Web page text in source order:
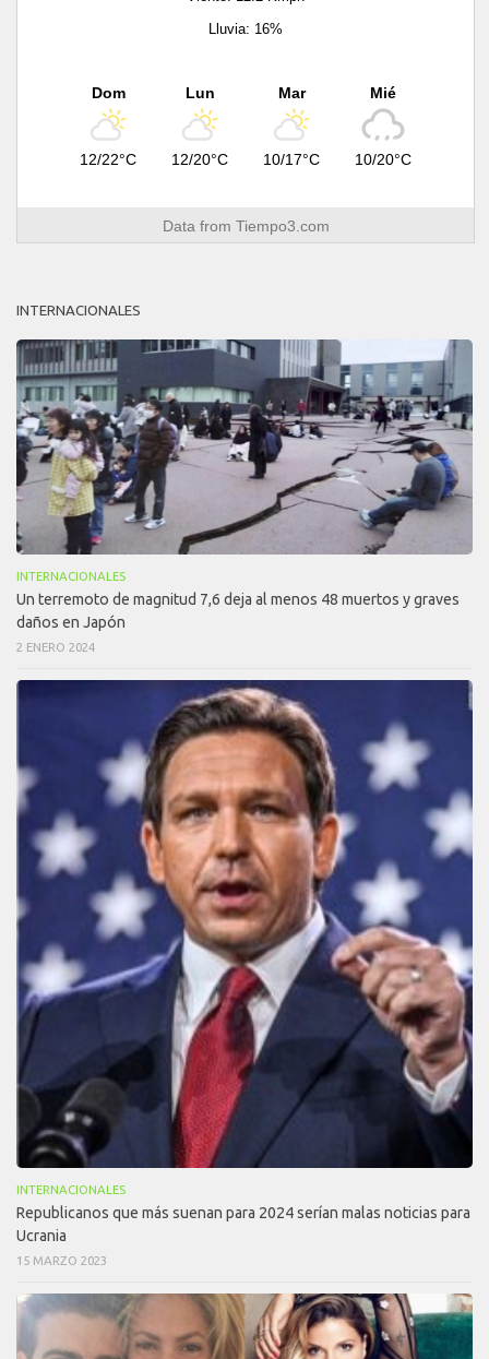
Lluvia: 16%
Dom
12/22°C
Lun
12/20°C
Mar
10/17°C
Mié
10/20°C
Data from Tiempo3.com
INTERNACIONALES
INTERNACIONALES
Un terremoto de magnitud 7,6 deja al menos 48 muertos y graves
daños en Japón
2 ENERO 2024
INTERNACIONALES
Republicanos que más suenan para 2024 serían malas noticias para
Ucrania
15 MARZO 2023